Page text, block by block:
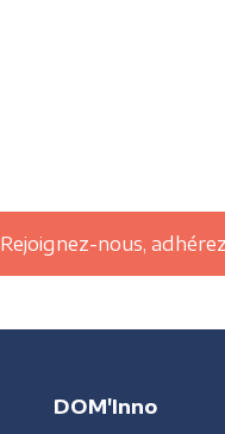
Rejoignez-nous,
DOM'Inno